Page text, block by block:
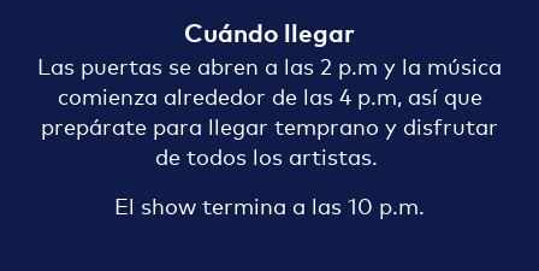
Cuándo llegar
Las puertas se abren a las 2 p.m y la música
comienza alrededor de las 4 p.m, así que
prepárate para llegar temprano y disfrutar
de todos los artistas.
El show termina a las 10 p.m.